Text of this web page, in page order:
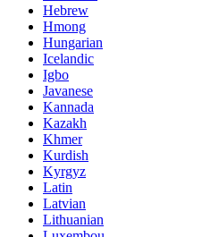
Hebrew
Hmong
Hungarian
Icelandic
Igbo
Javanese
Kannada
Kazakh
Khmer
Kurdish
Kyrgyz
Latin
Latvian
Lithuanian